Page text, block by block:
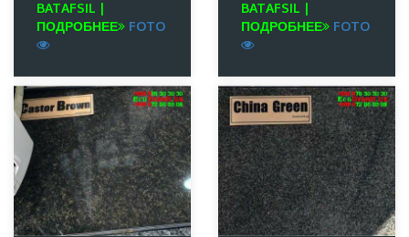
BATAFSIL |
ПОДРОБНЕЕ
FOTO
BATAFSIL |
ПОДРОБНЕЕ
FOTO